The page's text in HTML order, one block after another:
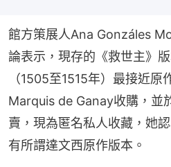
館方策展人Ana Gonzáles
論表示，現存的《救世主》
（1505至1515年）最接近
Marquis de Ganay收購，並
賣，現為匿名私人收藏，她
有所謂達文西原作版本。